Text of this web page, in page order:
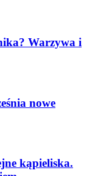
Warzywa i
nowe
kąpieliska.